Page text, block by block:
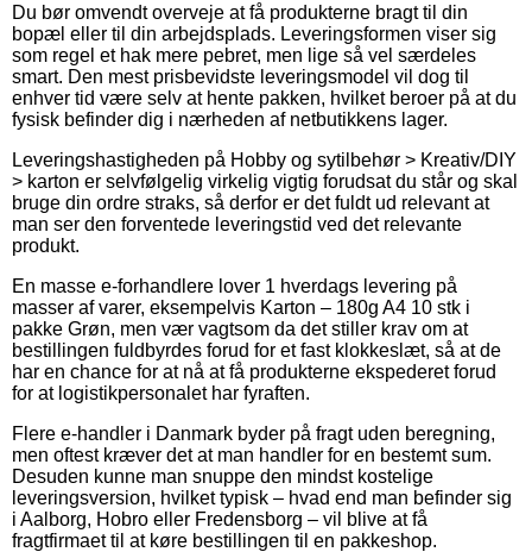
Du bør omvendt overveje at få produkterne bragt til din
bopæl eller til din arbejdsplads. Leveringsformen viser sig
som regel et hak mere pebret, men lige så vel særdeles
smart. Den mest prisbevidste leveringsmodel vil dog til
enhver tid være selv at hente pakken, hvilket beroer på at du
fysisk befinder dig i nærheden af netbutikkens lager.
Leveringshastigheden på Hobby og sytilbehør > Kreativ/DIY
> karton er selvfølgelig virkelig vigtig forudsat du står og skal
bruge din ordre straks, så derfor er det fuldt ud relevant at
man ser den forventede leveringstid ved det relevante
produkt.
En masse e-forhandlere lover 1 hverdags levering på
masser af varer, eksempelvis Karton – 180g A4 10 stk i
pakke Grøn, men vær vagtsom da det stiller krav om at
bestillingen fuldbyrdes forud for et fast klokkeslæt, så at de
har en chance for at nå at få produkterne ekspederet forud
for at logistikpersonalet har fyraften.
Flere e-handler i Danmark byder på fragt uden beregning,
men oftest kræver det at man handler for en bestemt sum.
Desuden kunne man snuppe den mindst kostelige
leveringsversion, hvilket typisk – hvad end man befinder sig
i Aalborg, Hobro eller Fredensborg – vil blive at få
fragtfirmaet til at køre bestillingen til en pakkeshop.